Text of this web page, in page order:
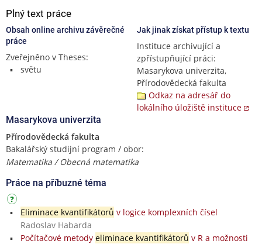
Plný text práce
Obsah online archivu závěrečné
práce
Zveřejněno v Theses:
světu
Jak jinak získat přístup k textu
Instituce archivující a
zpřístupňující práci:
Masarykova univerzita,
Přírodovědecká fakulta
Odkaz na adresář do
lokálního úložiště instituce
Masarykova univerzita
Přírodovědecká fakulta
Bakalářský studijní program / obor:
Matematika / Obecná matematika
Práce na příbuzné téma
Eliminace kvantifikátorů v logice komplexních čísel
Radoslav Habarda
Počítačové metody eliminace kvantifikátorů v R a možnosti